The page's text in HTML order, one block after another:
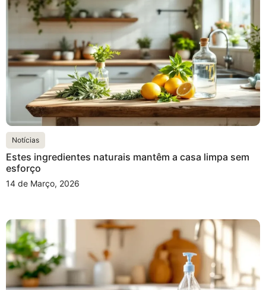
Notícias
Estes ingredientes naturais mantêm a casa limpa sem
esforço
14 de Março, 2026